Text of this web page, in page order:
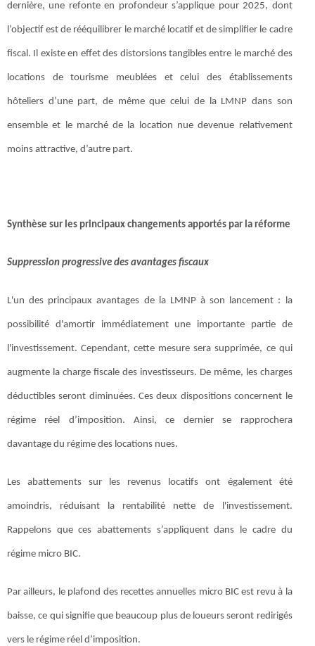
dernière, une refonte en profondeur s’applique pour 2025, dont
l’objectif est de rééquilibrer le marché locatif et de simplifier le cadre
fiscal. Il existe en effet des distorsions tangibles entre le marché des
locations de tourisme meublées et celui des établissements
hôteliers d’une part, de même que celui de la LMNP dans son
ensemble et le marché de la location nue devenue relativement
moins attractive, d’autre part.
Synthèse sur les principaux changements apportés par la réforme
Suppression progressive des avantages fiscaux
L'un des principaux avantages de la LMNP à son lancement : la
possibilité d'amortir immédiatement une importante partie de
l'investissement. Cependant, cette mesure sera supprimée, ce qui
augmente la charge fiscale des investisseurs. De même, les charges
déductibles seront diminuées. Ces deux dispositions concernent le
régime réel d’imposition. Ainsi, ce dernier se rapprochera
davantage du régime des locations nues.
Les abattements sur les revenus locatifs ont également été
amoindris, réduisant la rentabilité nette de l'investissement.
Rappelons que ces abattements s’appliquent dans le cadre du
régime micro BIC.
Par ailleurs, le plafond des recettes annuelles micro BIC est revu à la
baisse, ce qui signifie que beaucoup plus de loueurs seront redirigés
vers le régime réel d’imposition.